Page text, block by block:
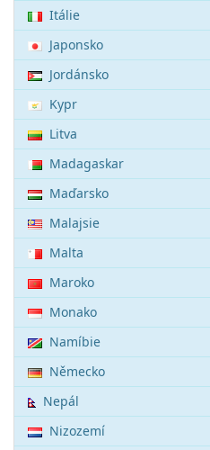
Itálie
Japonsko
Jordánsko
Kypr
Litva
Madagaskar
Maďarsko
Malajsie
Malta
Maroko
Monako
Namíbie
Německo
Nepál
Nizozemí